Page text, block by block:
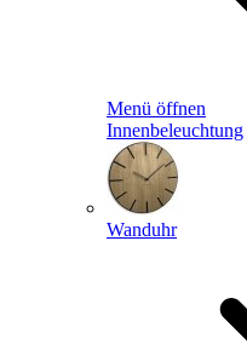
Menü öffnen
Innenbeleuchtung
Wanduhr